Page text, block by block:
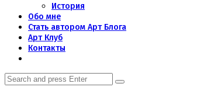
История
Обо мне
Стать автором Арт Блога
Арт Клуб
Контакты
Search
for:
Search